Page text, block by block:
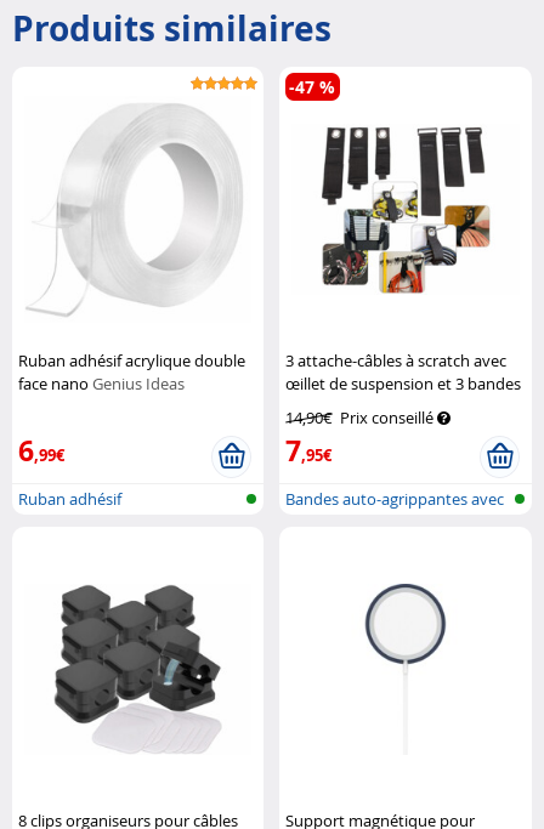
Produits similaires
Ruban adhésif acrylique double
face nano Genius Ideas
6,99€
Ruban adhésif
3 attache-câbles à scratch avec
œillet de suspension et 3 bandes
14,90€ Prix conseillé
7,95€
-47 %
Bandes auto-agrippantes avec
8 clips organiseurs pour câbles
Support magnétique pour